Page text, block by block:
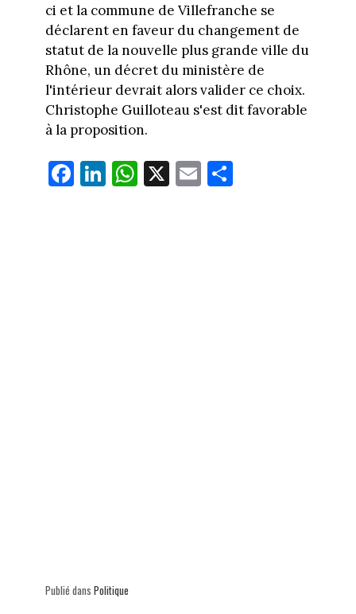
ci et la commune de Villefranche se
déclarent en faveur du changement de
statut de la nouvelle plus grande ville du
Rhône, un décret du ministère de
l'intérieur devrait alors valider ce choix.
Christophe Guilloteau s'est dit favorable
à la proposition.
Fa
ce
Li
nk
W
ha
X E
m
Pa
Publié dans Politique